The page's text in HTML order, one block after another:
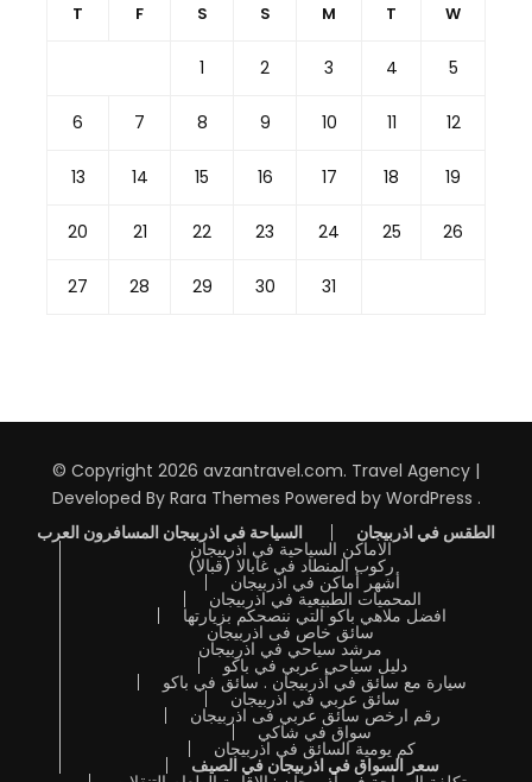
T F S S M T W
1 2 3 4 5
6 7 8 9 10 11 12
13 14 15 16 17 18 19
20 21 22 23 24 25 26
27 28 29 30 31
© Copyright 2026 avzantravel.com. Travel Agency |
Developed By Rara Themes Powered by WordPress .
السياحة في اذربيجان المسافرون العرب
الطقس في اذربيجان
الاماكن السياحية في اذربيجان
ركوب المنطاد في غابالا (قبالا)
أشهر أماكن في اذربيجان
المحميات الطبيعية في اذربيجان
افضل ملاهي باكو التي ننصحكم بزيارتها
سائق خاص فى اذربيجان
مرشد سياحي في اذربيجان
دليل سياحي عربي في باكو
سيارة مع سائق في أذربيجان . سائق في باكو
سائق عربي في اذربيجان
رقم ارخص سائق عربي فى اذربيجان
سواق في شاكي
كم يومية السائق في اذربيجان
سعر السواق في اذربيجان في الصيف